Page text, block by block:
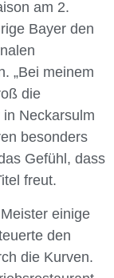
am 2.
Bayer den
„Bei meinem
die
Neckarsulm
besonders
Gefühl, dass
freut.
einige
den
die Kurven.